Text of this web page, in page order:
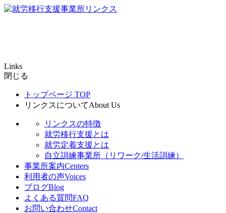
Links
閉じる
トップページ TOP
リンクスについてAbout Us
リンクスの特徴
就労移行支援とは
就労定着支援とは
自立訓練事業所（リワーク/生活訓練）
事業所案内Centers
利用者の声Voices
ブログBlog
よくある質問FAQ
お問い合わせContact